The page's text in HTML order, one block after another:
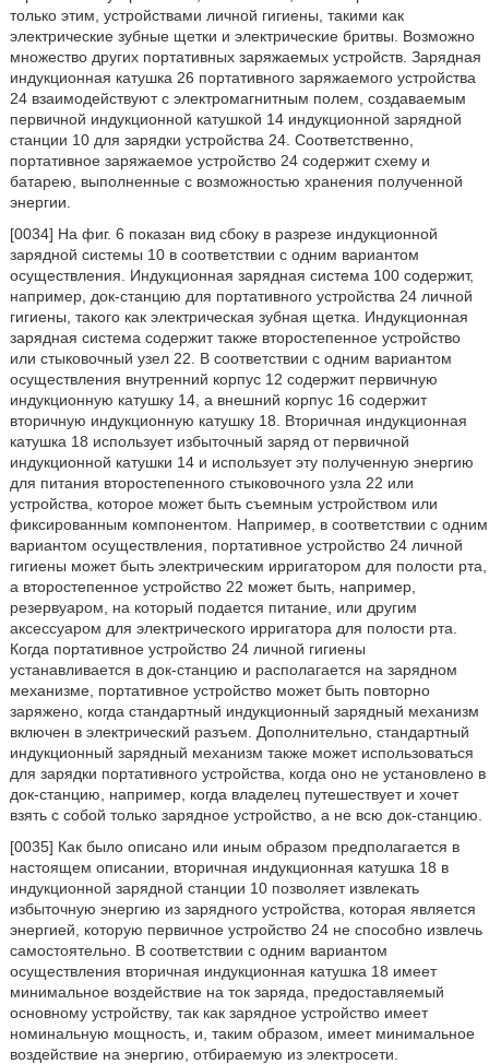
только этим, устройствами личной гигиены, такими как
электрические зубные щетки и электрические бритвы. Возможно
множество других портативных заряжаемых устройств. Зарядная
индукционная катушка 26 портативного заряжаемого устройства
24 взаимодействуют с электромагнитным полем, создаваемым
первичной индукционной катушкой 14 индукционной зарядной
станции 10 для зарядки устройства 24. Соответственно,
портативное заряжаемое устройство 24 содержит схему и
батарею, выполненные с возможностью хранения полученной
энергии.
[0034] На фиг. 6 показан вид сбоку в разрезе индукционной
зарядной системы 10 в соответствии с одним вариантом
осуществления. Индукционная зарядная система 100 содержит,
например, док-станцию для портативного устройства 24 личной
гигиены, такого как электрическая зубная щетка. Индукционная
зарядная система содержит также второстепенное устройство
или стыковочный узел 22. В соответствии с одним вариантом
осуществления внутренний корпус 12 содержит первичную
индукционную катушку 14, а внешний корпус 16 содержит
вторичную индукционную катушку 18. Вторичная индукционная
катушка 18 использует избыточный заряд от первичной
индукционной катушки 14 и использует эту полученную энергию
для питания второстепенного стыковочного узла 22 или
устройства, которое может быть съемным устройством или
фиксированным компонентом. Например, в соответствии с одним
вариантом осуществления, портативное устройство 24 личной
гигиены может быть электрическим ирригатором для полости рта,
а второстепенное устройство 22 может быть, например,
резервуаром, на который подается питание, или другим
аксессуаром для электрического ирригатора для полости рта.
Когда портативное устройство 24 личной гигиены
устанавливается в док-станцию и располагается на зарядном
механизме, портативное устройство может быть повторно
заряжено, когда стандартный индукционный зарядный механизм
включен в электрический разъем. Дополнительно, стандартный
индукционный зарядный механизм также может использоваться
для зарядки портативного устройства, когда оно не установлено в
док-станцию, например, когда владелец путешествует и хочет
взять с собой только зарядное устройство, а не всю док-станцию.
[0035] Как было описано или иным образом предполагается в
настоящем описании, вторичная индукционная катушка 18 в
индукционной зарядной станции 10 позволяет извлекать
избыточную энергию из зарядного устройства, которая является
энергией, которую первичное устройство 24 не способно извлечь
самостоятельно. В соответствии с одним вариантом
осуществления вторичная индукционная катушка 18 имеет
минимальное воздействие на ток заряда, предоставляемый
основному устройству, так как зарядное устройство имеет
номинальную мощность, и, таким образом, имеет минимальное
воздействие на энергию, отбираемую из электросети.